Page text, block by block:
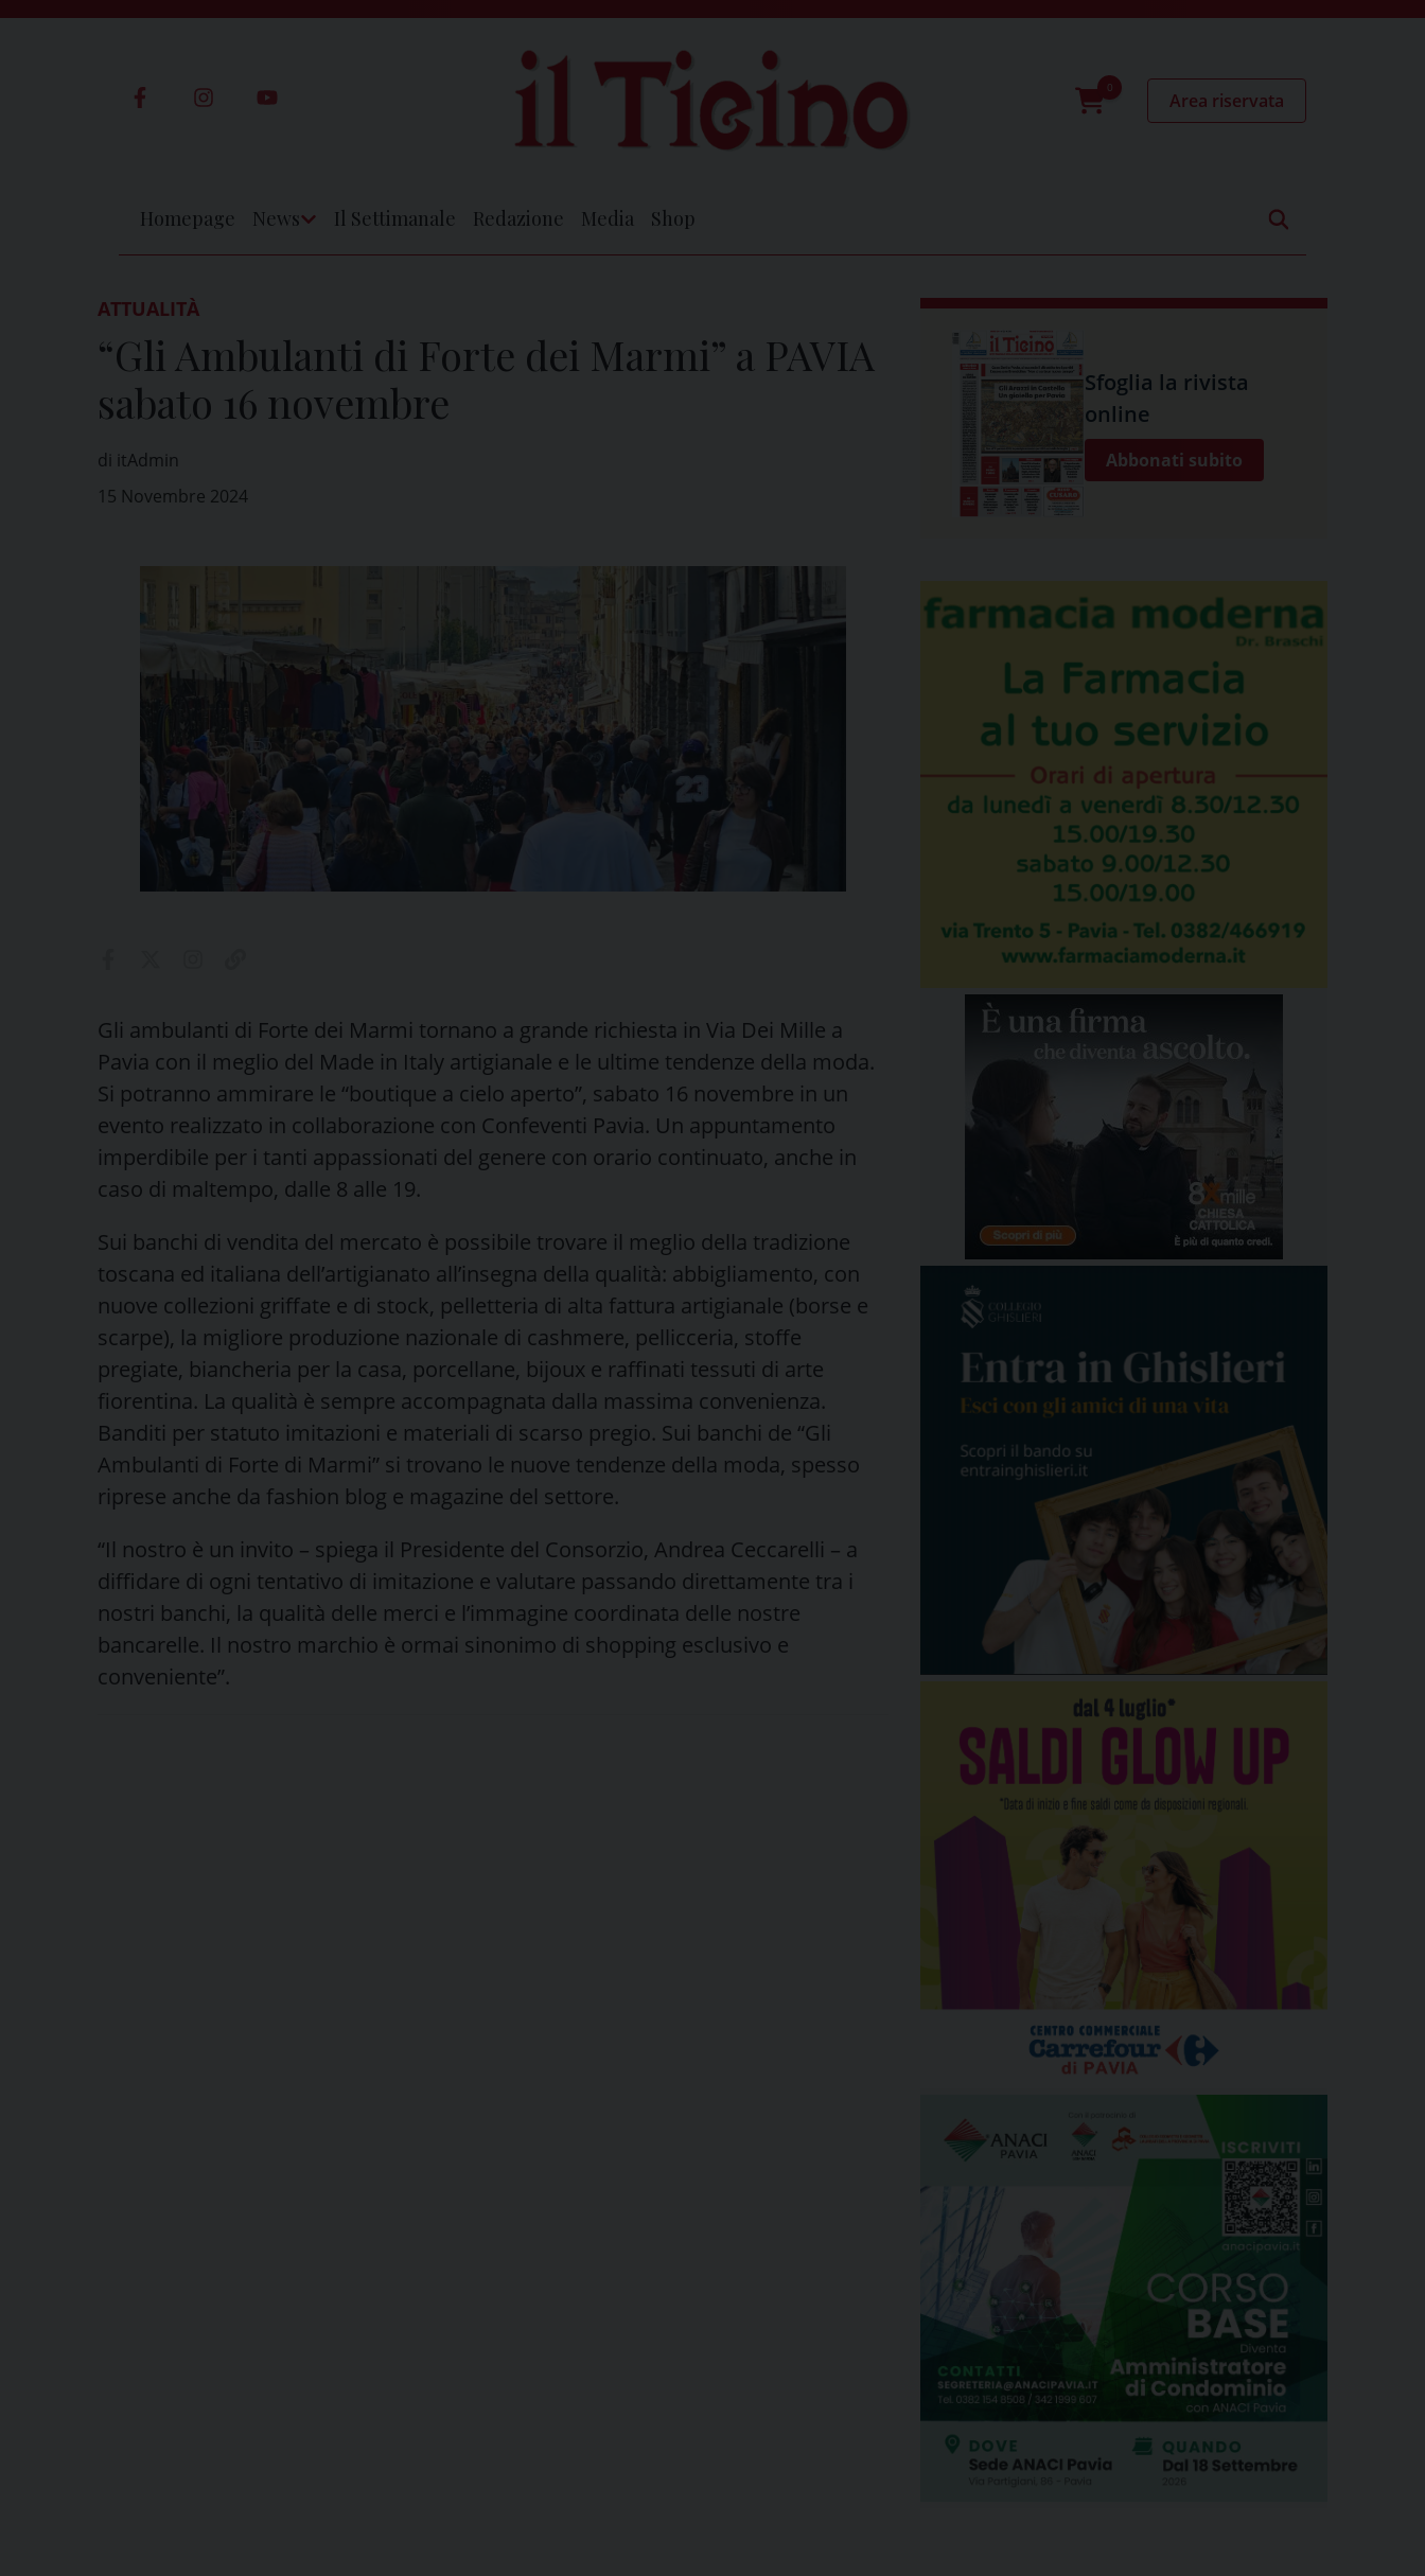
0
Area riservata
Homepage News Il Settimanale Redazione Media Shop
ATTUALITÀ
“Gli Ambulanti di Forte dei Marmi” a PAVIA
sabato 16 novembre
di itAdmin
15 Novembre 2024
Gli ambulanti di Forte dei Marmi tornano a grande richiesta in Via Dei Mille a
Pavia con il meglio del Made in Italy artigianale e le ultime tendenze della moda.
Si potranno ammirare le “boutique a cielo aperto”, sabato 16 novembre in un
evento realizzato in collaborazione con Confeventi Pavia. Un appuntamento
imperdibile per i tanti appassionati del genere con orario continuato, anche in
caso di maltempo, dalle 8 alle 19.
Sui banchi di vendita del mercato è possibile trovare il meglio della tradizione
toscana ed italiana dell’artigianato all’insegna della qualità: abbigliamento, con
nuove collezioni griffate e di stock, pelletteria di alta fattura artigianale (borse e
scarpe), la migliore produzione nazionale di cashmere, pellicceria, stoffe
pregiate, biancheria per la casa, porcellane, bijoux e raffinati tessuti di arte
fiorentina. La qualità è sempre accompagnata dalla massima convenienza.
Banditi per statuto imitazioni e materiali di scarso pregio. Sui banchi de “Gli
Ambulanti di Forte di Marmi” si trovano le nuove tendenze della moda, spesso
riprese anche da fashion blog e magazine del settore.
“Il nostro è un invito – spiega il Presidente del Consorzio, Andrea Ceccarelli – a
diffidare di ogni tentativo di imitazione e valutare passando direttamente tra i
nostri banchi, la qualità delle merci e l’immagine coordinata delle nostre
bancarelle. Il nostro marchio è ormai sinonimo di shopping esclusivo e
conveniente”.
Sfoglia la rivista
online
Abbonati subito